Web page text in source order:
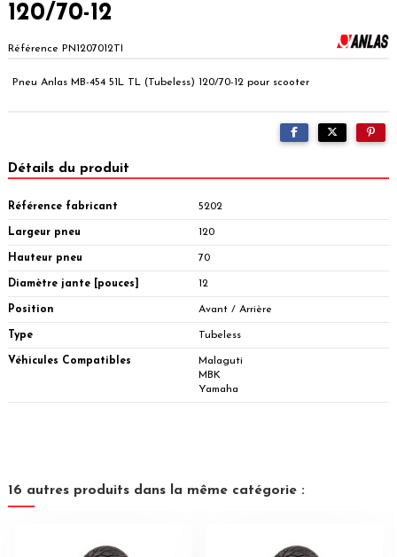
120/70-12
Référence PN1207012TI
Pneu Anlas MB-454 51L TL (Tubeless) 120/70-12 pour scooter
Détails du produit
Référence fabricant 5202
Largeur pneu 120
Hauteur pneu 70
Diamètre jante [pouces] 12
Position Avant / Arrière
Type Tubeless
Véhicules Compatibles
Malaguti
MBK
Yamaha
16 autres produits dans la même catégorie :